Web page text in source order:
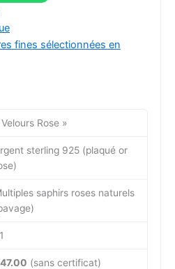
fines sélectionnées en
Velours Rose »
sterling 925 (plaqué or
saphirs roses naturels
(sans certificat)